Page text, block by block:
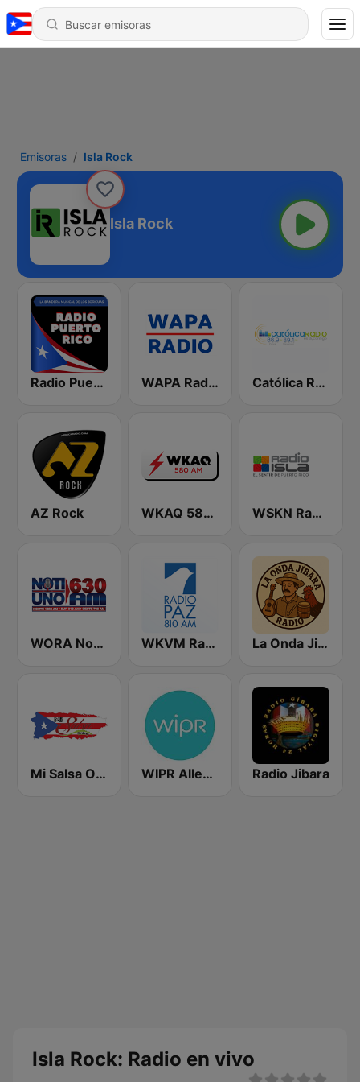
Emisoras Isla Rock
Isla Rock
Radio Puerto Rico PR WAPA Radio Católica Radio
AZ Rock WKAQ 580 AM WSKN Radio Isla 1320 AM
WORA Noti Uno 630 AM WKVM Radio Paz 810 AM La Onda Jibara
Mi Salsa Online WIPR Allegro 91.3 FM Radio Jibara
Isla Rock: Radio en vivo